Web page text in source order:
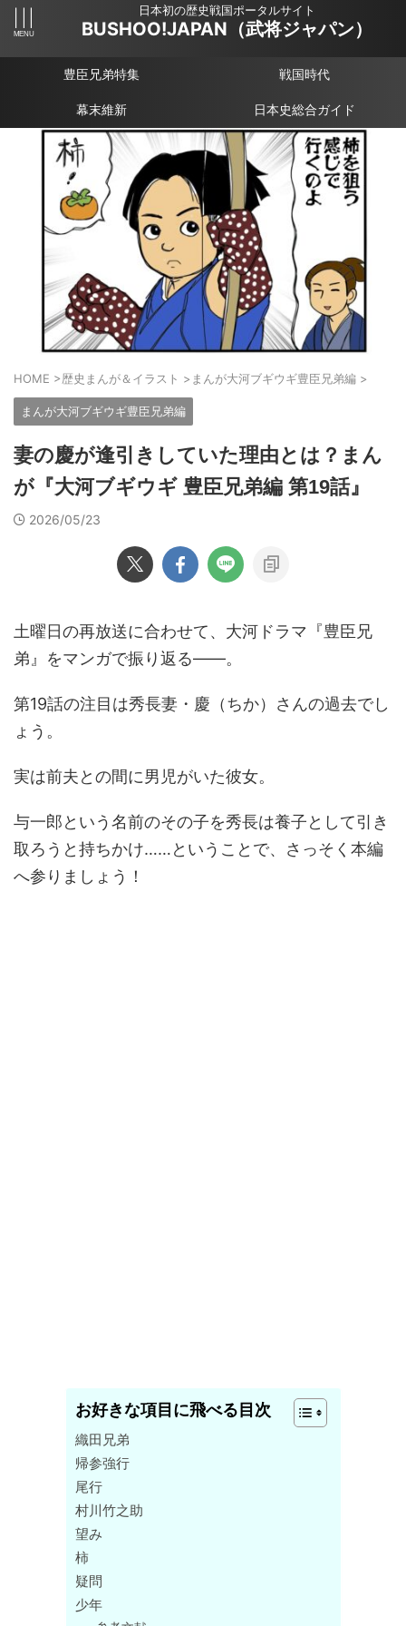
日本初の歴史戦国ポータルサイト
BUSHOO!JAPAN（武将ジャパン）
豊臣兄弟特集 戦国時代
幕末維新 日本史総合ガイド
HOME >歴史まんが＆イラスト > まんが大河ブギウギ豊臣兄弟編 >
まんが大河ブギウギ豊臣兄弟編
妻の慶が逢引きしていた理由とは？まん
が『大河ブギウギ 豊臣兄弟編 第19話』
2026/05/23
土曜日の再放送に合わせて、大河ドラマ『豊臣兄
弟』をマンガで振り返る――。
第19話の注目は秀長妻・慶（ちか）さんの過去でし
ょう。
実は前夫との間に男児がいた彼女。
与一郎という名前のその子を秀長は養子として引き
取ろうと持ちかけ……ということで、さっそく本編
へ参りましょう！
お好きな項目に飛べる目次
織田兄弟
帰参強行
尾行
村川竹之助
望み
柿
疑問
少年